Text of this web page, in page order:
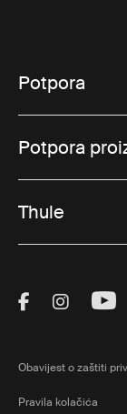
Potpora
Potpora
Thule
VisitVisit
Obavijest o zaštiti
Pravila kolačića